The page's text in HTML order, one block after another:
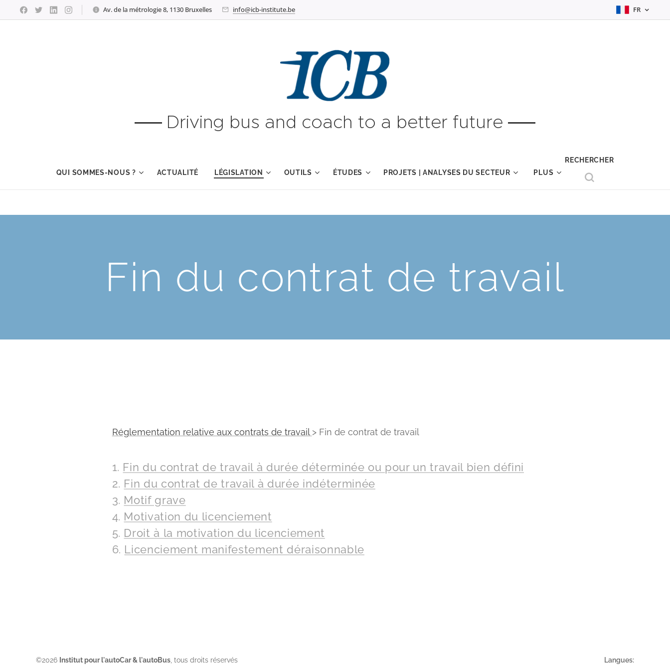
Av. de la métrologie 8, 1130 Bruxelles info@icb-institute.be FR
Driving bus and coach to a better future
QUI SOMMES-NOUS ? ACTUALITÉ LÉGISLATION OUTILS ÉTUDES PROJETS | ANALYSES DU SECTEUR PLUS
RECHERCHER
Fin du contrat de travail
Réglementation relative aux contrats de travail > Fin de contrat de travail
1. Fin du contrat de travail à durée déterminée ou pour un travail bien défini
2. Fin du contrat de travail à durée indéterminée
3. Motif grave
4. Motivation du licenciement
5. Droit à la motivation du licenciement
6. Licenciement manifestement déraisonnable
©2026 Institut pour l'autoCar & l'autoBus , tous droits réservés
Langues